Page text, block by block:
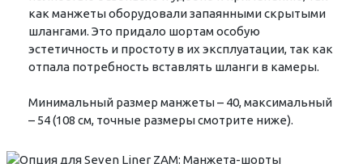
как манжеты оборудовали запаянными скрытыми
шлангами. Это придало шортам особую
эстетичность и простоту в их эксплуатации, так как
отпала потребность вставлять шланги в камеры.
Минимальный размер манжеты – 40, максимальный
– 54 (108 см, точные размеры смотрите ниже).